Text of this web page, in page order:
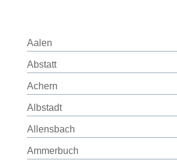
Aalen
Abstatt
Achern
Albstadt
Allensbach
Ammerbuch